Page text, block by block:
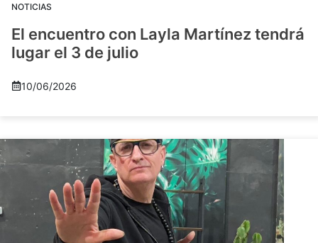
NOTICIAS
El encuentro con Layla Martínez tendrá
lugar el 3 de julio
10/06/2026